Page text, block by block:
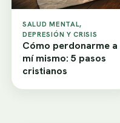
SALUD MENTAL,
DEPRESIÓN Y CRISIS
Cómo perdonarme a
mí mismo: 5 pasos
cristianos